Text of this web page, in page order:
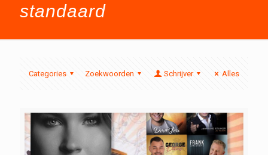
standaard
Categories Zoekwoorden Schrijver Alles